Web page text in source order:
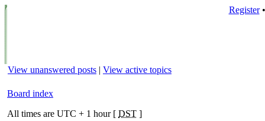
Register
View unanswered posts | View active topics
Board index
All times are UTC + 1 hour [ DST ]